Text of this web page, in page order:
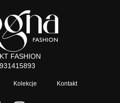
FASHION
Kolekcje Kontakt